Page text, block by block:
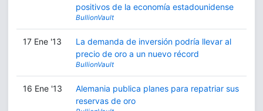
positivos de la economía estadounidense
BullionVault
17 Ene '13
La demanda de inversión podría llevar al
precio de oro a un nuevo récord
BullionVault
16 Ene '13
Alemania publica planes para repatriar sus
reservas de oro